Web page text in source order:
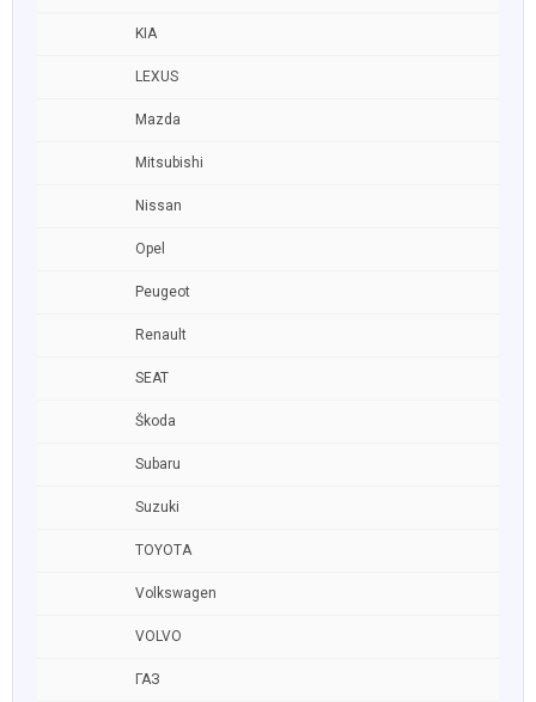
KIA
LEXUS
Mazda
Mitsubishi
Nissan
Opel
Peugeot
Renault
SEAT
Škoda
Subaru
Suzuki
TOYOTA
Volkswagen
VOLVO
ГАЗ